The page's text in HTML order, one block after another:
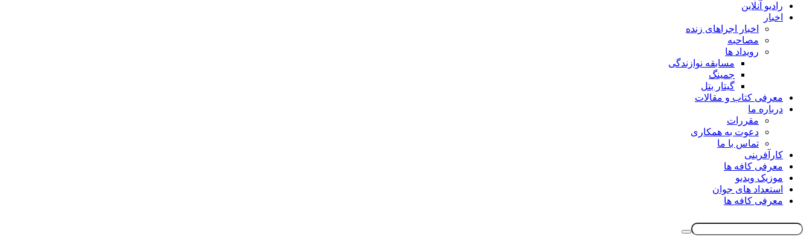
رادیو آنلاین
اخبار
اخبار اجراهای زنده
مصاحبه
رویداد ها
مسابقه نوازندگی
جمینگ
گیتار بتل
معرفی کتاب و مقالات
درباره ما
مقررات
دعوت به همکاری
تماس با ما
کارآفرینی
معرفی کافه ها
موزیک ویدیو
استعداد های جوان
معرفی کافه ها